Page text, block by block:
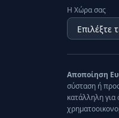
Η Χώρα σας
Αποποίηση
σύσταση ή
κατάλληλη για